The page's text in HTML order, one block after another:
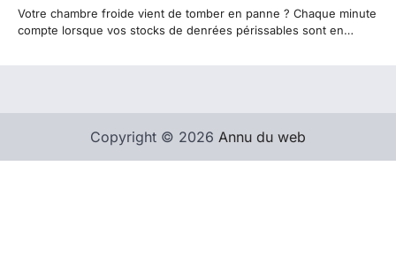
Votre chambre froide vient de tomber en panne ? Chaque minute
compte lorsque vos stocks de denrées périssables sont en…
Copyright © 2026 Annu du web